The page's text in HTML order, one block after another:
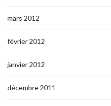
mars 2012
février 2012
janvier 2012
décembre 2011